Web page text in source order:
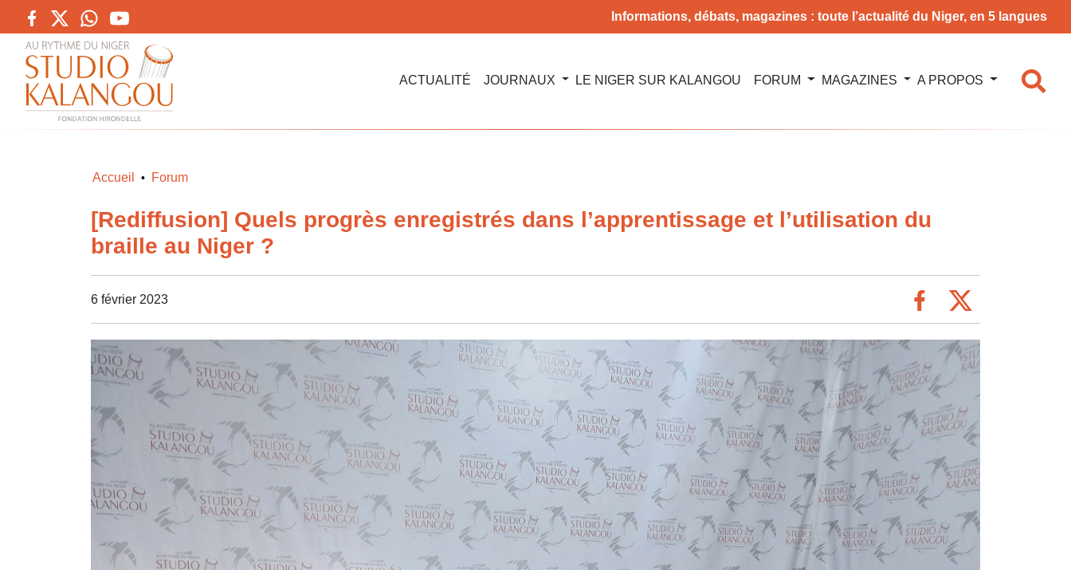
Informations, débats, magazines : toute l’actualité du Niger, en 5 langues
ACTUALITÉ JOURNAUX LE NIGER SUR KALANGOU FORUM MAGAZINES A PROPOS
Accueil • Forum
[Rediffusion] Quels progrès enregistrés dans l’apprentissage et l’utilisation du
braille au Niger ?
6 février 2023